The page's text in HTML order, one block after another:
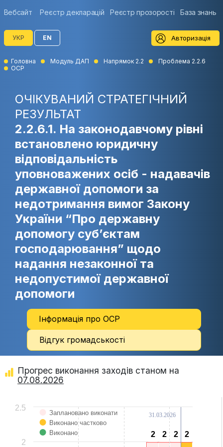
Вебсайт Реєстр декларацій Реєстр прозорості База знань
УКР EN Авторизація
Головна Модуль ДАП Напрямок 2.2
Проблема 2.2.6
ОСР
ОЧІКУВАНИЙ СТРАТЕГІЧНИЙ
РЕЗУЛЬТАТ
2.2.6.1. На законодавчому рівні
встановлено юридичну
відповідальність
уповноважених осіб - надавачів
державної допомоги за
недотримання вимог Закону
України “Про державну
допомогу суб’єктам
господарювання” щодо
надання незаконної та
недопустимої державної
допомоги
Інформація про ОСР
Відгук громадськості
Прогрес виконання заходів станом на
07.08.2026
Chart
Bar chart with 3 data series.
View as data table, Chart
The chart has 1 X axis displaying categories.
The chart has 1 Y axis displaying Values. Data ranges from 0 to 2.
2
2 2
2 2
2 2
2
Заплановано виконати
Виконано частково
Виконано
2
2.5
31.03.2026